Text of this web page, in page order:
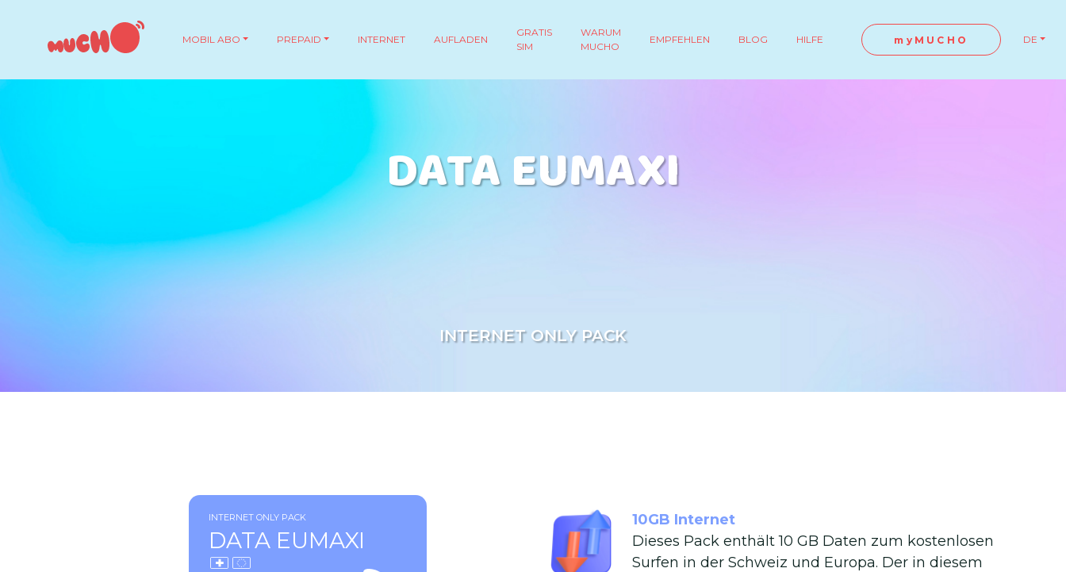
MOBIL ABO PREPAID INTERNET AUFLADEN
GRATIS
SIM
WARUM
MUCHO
EMPFEHLEN BLOG HILFE myMUCHO DE
DATA EUMAXI
INTERNET ONLY PACK
INTERNET ONLY PACK
DATA EUMAXI
10GB Internet
Dieses Pack enthält 10 GB Daten zum kostenlosen
Surfen in der Schweiz und Europa. Der in diesem